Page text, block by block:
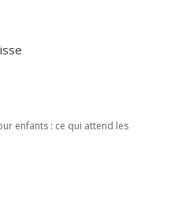
enfants : ce qui attend les